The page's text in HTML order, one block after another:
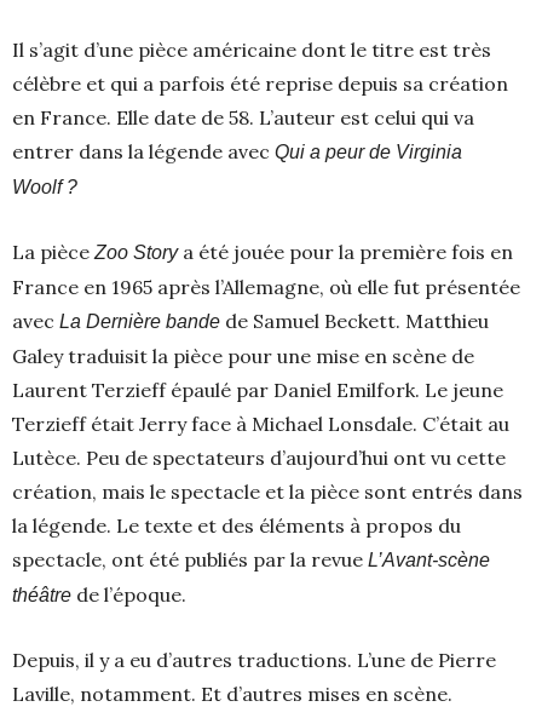
Il s’agit d’une pièce américaine dont le titre est très
célèbre et qui a parfois été reprise depuis sa création
en France. Elle date de 58. L’auteur est celui qui va
entrer dans la légende avec Qui a peur de Virginia
Woolf ?
La pièceZoo Story a été jouée pour la première fois en
France en 1965 après l’Allemagne, où elle fut présentée
avec La Dernière bande de Samuel Beckett. Matthieu
Galey traduisit la pièce pour une mise en scène de
Laurent Terzieff épaulé par Daniel Emilfork. Le jeune
Terzieff était Jerry face à Michael Lonsdale. C’était au
Lutèce. Peu de spectateurs d’aujourd’hui ont vu cette
création, mais le spectacle et la pièce sont entrés dans
la légende. Le texte et des éléments à propos du
spectacle, ont été publiés par la revue L’Avant-scène
théâtre de l’époque.
Depuis, il y a eu d’autres traductions. L’une de Pierre
Laville, notamment. Et d’autres mises en scène.